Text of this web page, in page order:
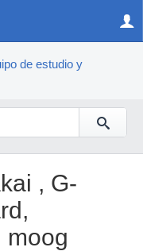
de estudio y
, G-
moog